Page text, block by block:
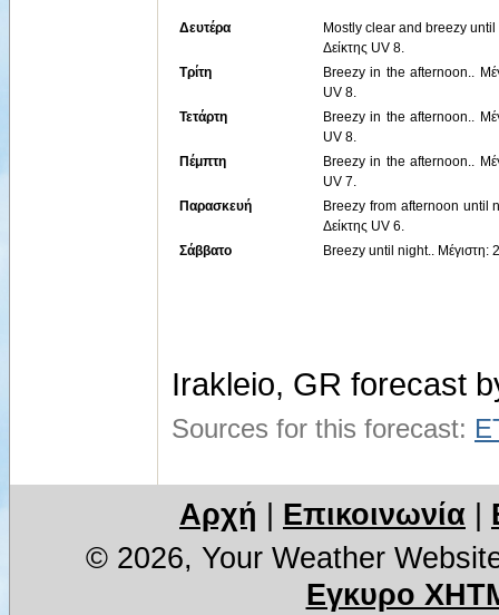
Δευτέρα
Mostly clear and breezy until
Δείκτης UV 8.
Τρίτη
Breezy in the afternoon..
UV 8.
Τετάρτη
Breezy in the afternoon..
UV 8.
Πέμπτη
Breezy in the afternoon..
UV 7.
Παρασκευή
Breezy from afternoon until
Δείκτης UV 6.
Σάββατο
Breezy until night.. Μέγιστη:
Irakleio, GR forecast
Sources for this forecast:
Αρχή Επικοινωνία
© 2026, Your Weather
Εγκυρο